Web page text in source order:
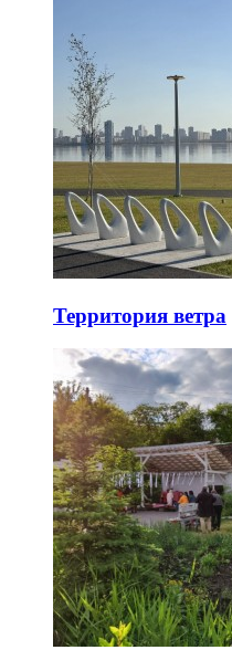
Территория ветра